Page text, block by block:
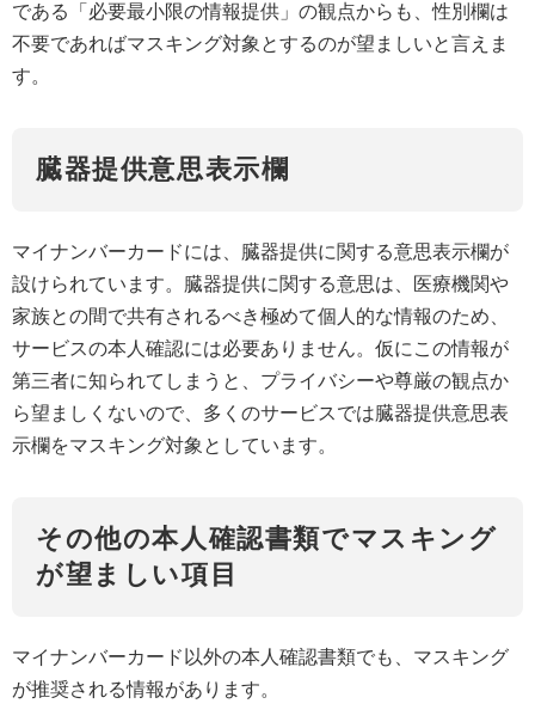
である「必要最小限の情報提供」の観点からも、性別欄は
不要であればマスキング対象とするのが望ましいと言えま
す。
臓器提供意思表示欄
マイナンバーカードには、臓器提供に関する意思表示欄が
設けられています。​臓器提供に関する意思は、医療機関や
家族との間で共有されるべき極めて個人的な情報のため、
サービスの本人確認には必要ありません。 ​ 仮にこの情報が
第三者に知られてしまうと、プライバシーや尊厳の観点か
ら望ましくないので、多くのサービスでは臓器提供意思表
示欄をマスキング対象としています。
その他の本人確認書類でマスキング
が望ましい項目
マイナンバーカード以外の本人確認書類でも、マスキング
が推奨される情報があります。